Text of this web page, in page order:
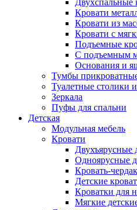
Двухспальные
Кровати
Кровати из
Кровати с
Подъемные
С подъемным
Основания и
Тумбы
Туалетные столики
Зеркала
Пуфы для спальни
Детская
Модульная мебель
Кровати
Двухъярусные
Одноярусные
Кровать-чердак
Детские
Кроватки для
Мягкие